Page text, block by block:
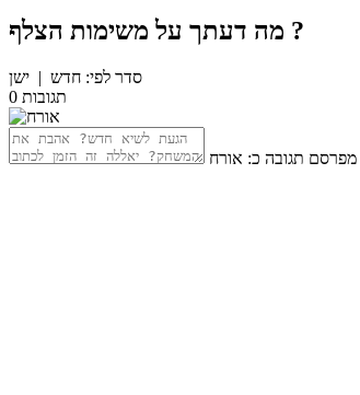
מה דעתך על משימות הצלף ?
סדר לפי: חדש | ישן
0 תגובות
מפרסם תגובה כ: אורח